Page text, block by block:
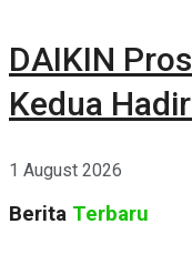
DAIKIN
Kedua
1 August 2026
Berita Terbaru